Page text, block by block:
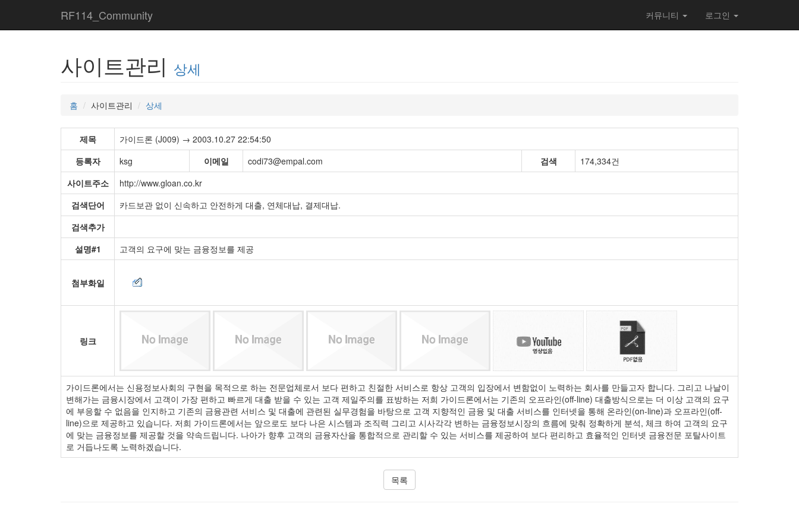
RF114_Community 커뮤니티 로그인
사이트관리 상세
홈 사이트관리 상세
제목
가이드론 (J009) → 2003.10.27 22:54:50
등록자
ksg 이메일 codi73@empal.com 검색
174,334건
사이트주소
http://www.gloan.co.kr
검색단어
카드보관 없이 신속하고 안전하게 대출, 연체대납, 결제대납.
검색추가
설명#1
고객의 요구에 맞는 금융정보를 제공
첨부화일
링크
가이드론에서는 신용정보사회의 구현을 목적으로 하는 전문업체로서 보다 편하고 친절한 서비스로 항상 고객의 입장에서 변함없이 노력하는 회사를 만들고자 합니다. 그리고 나날이
변해가는 금융시장에서 고객이 가장 편하고 빠르게 대출 받을 수 있는 고객 제일주의를 표방하는 저희 가이드론에서는 기존의 오프라인(off-line) 대출방식으로는 더 이상 고객의 요구
에 부응할 수 없음을 인지하고 기존의 금융관련 서비스 및 대출에 관련된 실무경험을 바탕으로 고객 지향적인 금융 및 대출 서비스를 인터넷을 통해 온라인(on-line)과 오프라인(off-
line)으로 제공하고 있습니다. 저희 가이드론에서는 앞으로도 보다 나은 시스템과 조직력 그리고 시사각각 변하는 금융정보시장의 흐름에 맞춰 정확하게 분석, 체크 하여 고객의 요구
에 맞는 금융정보를 제공할 것을 약속드립니다. 나아가 향후 고객의 금융자산을 통합적으로 관리할 수 있는 서비스를 제공하여 보다 편리하고 효율적인 인터넷 금융전문 포탈사이트
로 거듭나도록 노력하겠습니다.
목록